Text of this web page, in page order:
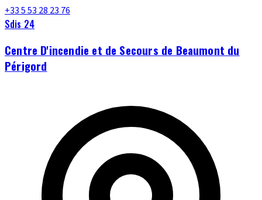
+33 5 53 28 23 76
Sdis 24
Centre D'incendie et de Secours de Beaumont du
Périgord